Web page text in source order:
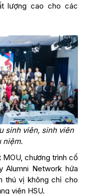
lượng cao cho các
sinh viên, sinh viên
niệm.
chương trình cố
Alumni Network hứa
thú vị không chỉ cho
viên HSU.